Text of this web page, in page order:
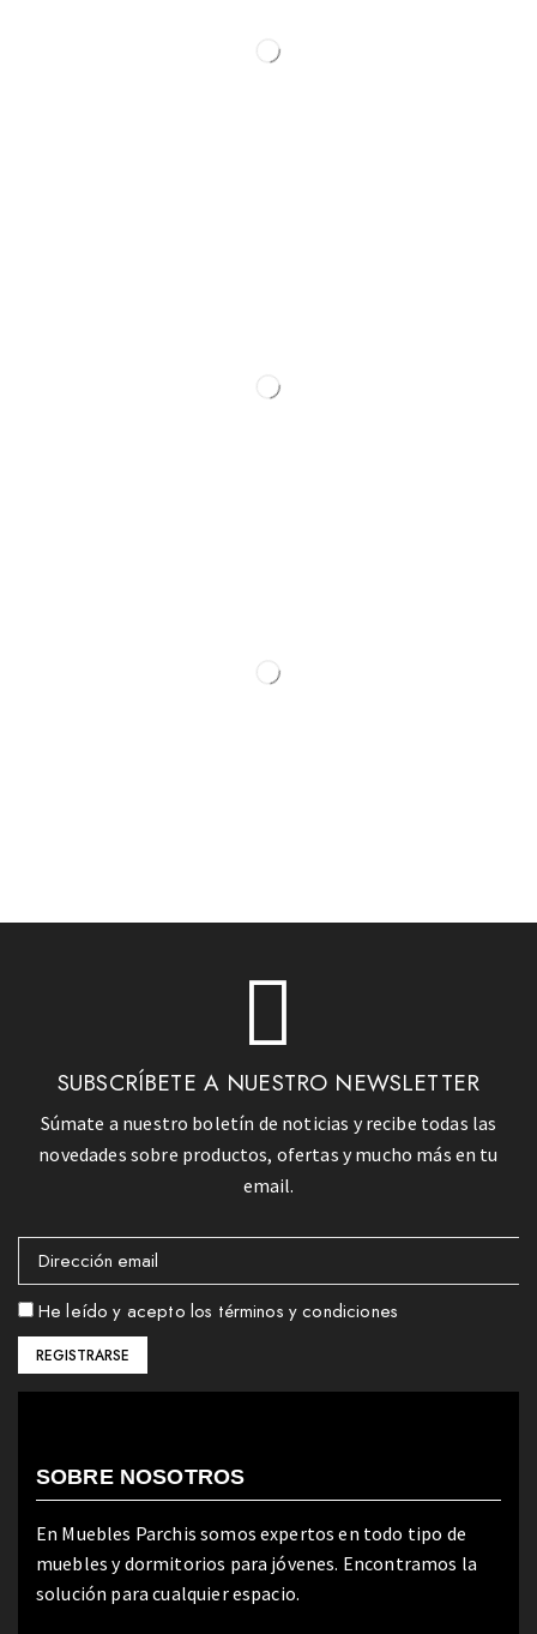
SUBSCRÍBETE A NUESTRO NEWSLETTER
Súmate a nuestro boletín de noticias y recibe todas las
novedades sobre productos, ofertas y mucho más en tu
email.
He leído y acepto los términos y condiciones
SOBRE NOSOTROS
En Muebles Parchis somos expertos en todo tipo de
muebles y dormitorios para jóvenes. Encontramos la
solución para cualquier espacio.